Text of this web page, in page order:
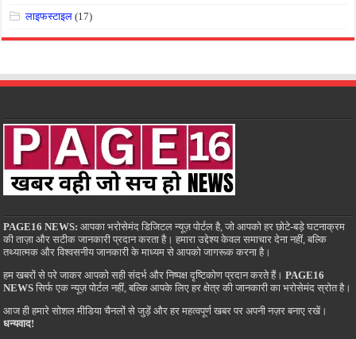
लाइफस्टाइल (17)
PAGE16 NEWS: आपका भरोसेमंद डिजिटल न्यूज़ पोर्टल है, जो आपको हर छोटे-बड़े घटनाक्रम
की ताज़ा और सटीक जानकारी प्रदान करता है। हमारा उद्देश्य केवल समाचार देना नहीं, बल्कि
तथ्यात्मक और विश्वसनीय जानकारी के माध्यम से आपको जागरूक करना है।
हम खबरों से परे जाकर आपको सही संदर्भ और निष्पक्ष दृष्टिकोण प्रदान करते हैं।PAGE16
NEWS सिर्फ एक न्यूज़ पोर्टल नहीं, बल्कि आपके लिए हर क्षेत्र की जानकारी का भरोसेमंद स्रोत है।
आज ही हमारे सोशल मीडिया चैनलों से जुड़ें और हर महत्वपूर्ण खबर पर अपनी नज़र बनाए रखें।
धन्यवाद!